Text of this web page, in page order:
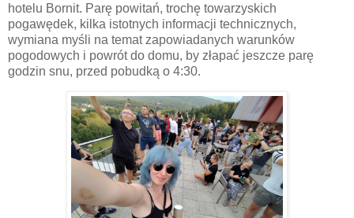
hotelu Bornit. Parę powitań, trochę towarzyskich
pogawędek, kilka istotnych informacji technicznych,
wymiana myśli na temat zapowiadanych warunków
pogodowych i powrót do domu, by złapać jeszcze parę
godzin snu, przed pobudką o 4:30.